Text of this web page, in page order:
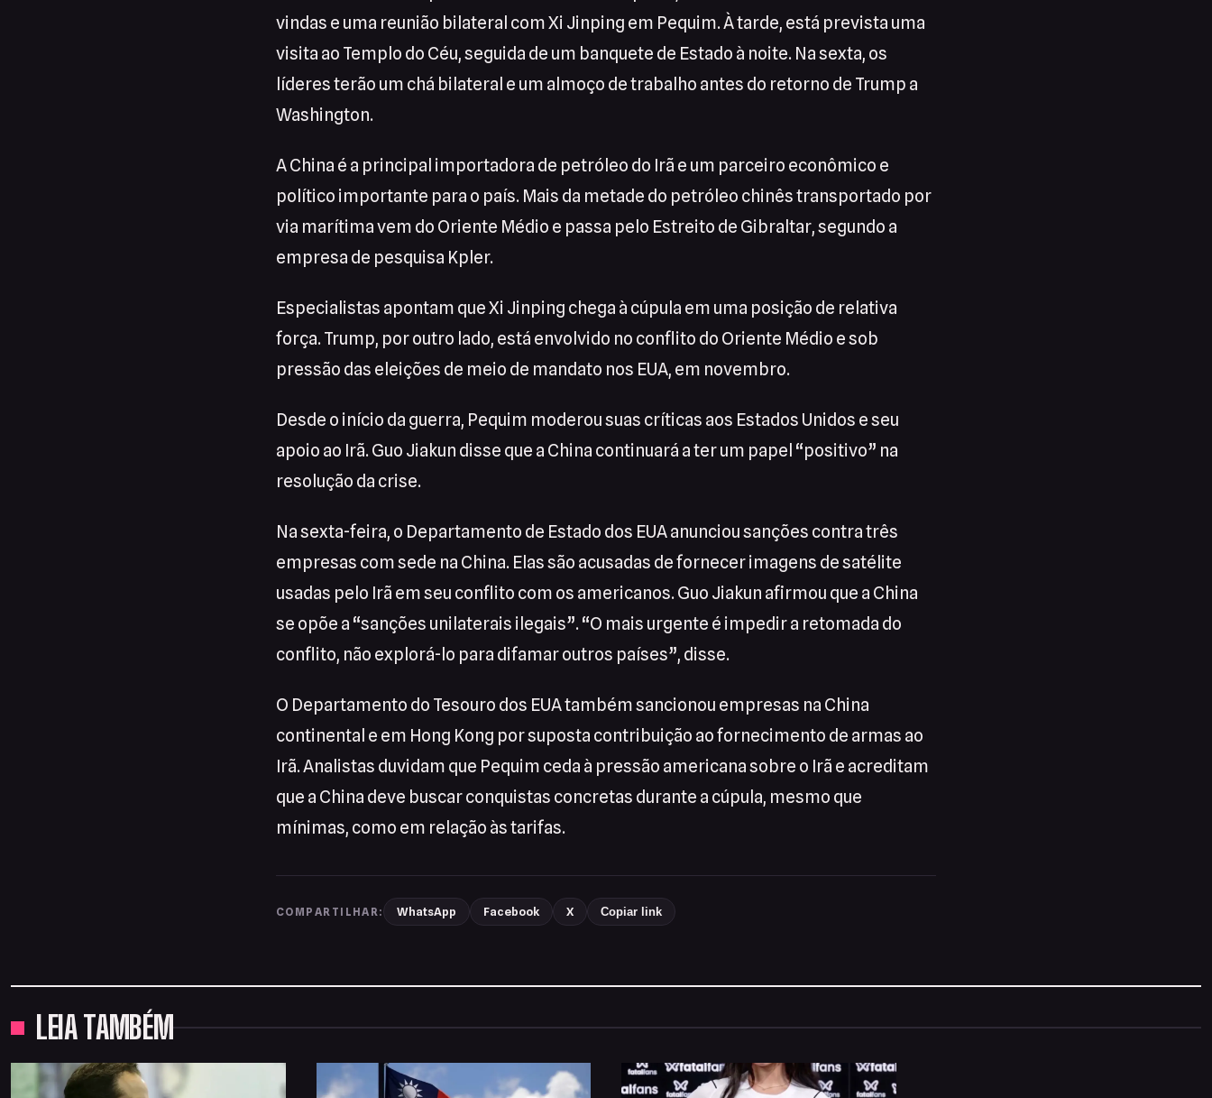
vindas e uma reunião bilateral com Xi Jinping em Pequim. À tarde, está prevista uma
visita ao Templo do Céu, seguida de um banquete de Estado à noite. Na sexta, os
líderes terão um chá bilateral e um almoço de trabalho antes do retorno de Trump a
Washington.
A China é a principal importadora de petróleo do Irã e um parceiro econômico e
político importante para o país. Mais da metade do petróleo chinês transportado por
via marítima vem do Oriente Médio e passa pelo Estreito de Gibraltar, segundo a
empresa de pesquisa Kpler.
Especialistas apontam que Xi Jinping chega à cúpula em uma posição de relativa
força. Trump, por outro lado, está envolvido no conflito do Oriente Médio e sob
pressão das eleições de meio de mandato nos EUA, em novembro.
Desde o início da guerra, Pequim moderou suas críticas aos Estados Unidos e seu
apoio ao Irã. Guo Jiakun disse que a China continuará a ter um papel “positivo” na
resolução da crise.
Na sexta-feira, o Departamento de Estado dos EUA anunciou sanções contra três
empresas com sede na China. Elas são acusadas de fornecer imagens de satélite
usadas pelo Irã em seu conflito com os americanos. Guo Jiakun afirmou que a China
se opõe a “sanções unilaterais ilegais”. “O mais urgente é impedir a retomada do
conflito, não explorá-lo para difamar outros países”, disse.
O Departamento do Tesouro dos EUA também sancionou empresas na China
continental e em Hong Kong por suposta contribuição ao fornecimento de armas ao
Irã. Analistas duvidam que Pequim ceda à pressão americana sobre o Irã e acreditam
que a China deve buscar conquistas concretas durante a cúpula, mesmo que
mínimas, como em relação às tarifas.
COMPARTILHAR: WhatsApp Facebook X Copiar link
LEIA TAMBÉM